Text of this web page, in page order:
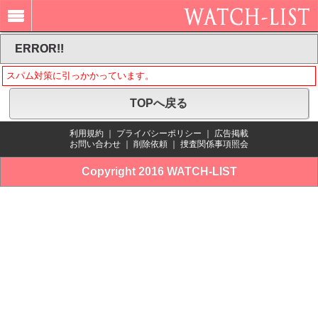
ERROR!!
スパム対策に引っかかっています。
TOPへ戻る
利用規約 プライバシーポリシー
広告掲載
お問い合わせ
削除依頼 捜査関係事項照会
Copyright 2016 WATCH-LIST